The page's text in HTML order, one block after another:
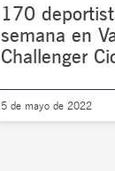
170
semana en
Challenger
5 de mayo de 2022